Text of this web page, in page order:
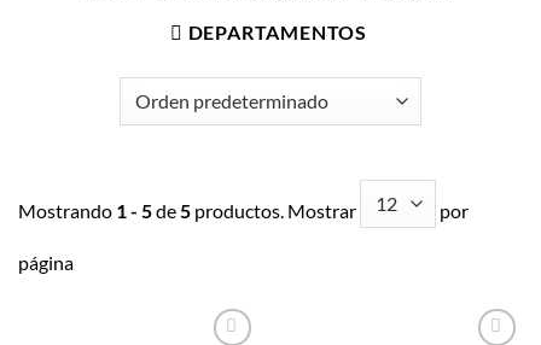
DEPARTAMENTOS
Mostrando 1 - 5de 5 productos. Mostrar por
página